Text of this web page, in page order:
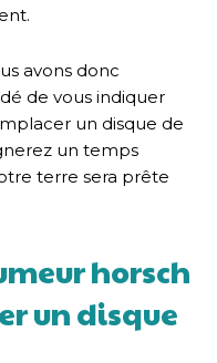
avons donc
de vous indiquer
un disque de
un temps
terre sera prête
horsch
un disque